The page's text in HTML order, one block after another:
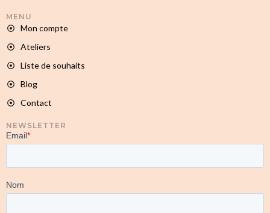
MENU
Mon compte
Ateliers
Liste de souhaits
Blog
Contact
NEWSLETTER